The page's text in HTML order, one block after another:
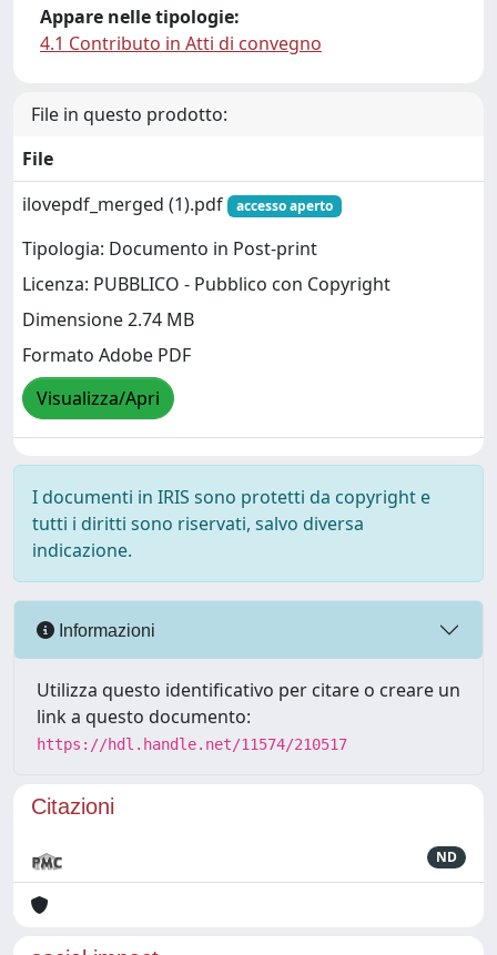
Appare nelle tipologie:
4.1 Contributo in Atti di convegno
File in questo prodotto:
File
ilovepdf_merged (1).pdf
accesso aperto
Tipologia: Documento in Post-print
Licenza: PUBBLICO - Pubblico con Copyright
Dimensione 2.74 MB
Formato Adobe PDF
Visualizza/Apri
I documenti in IRIS sono protetti da copyright e
tutti i diritti sono riservati, salvo diversa
indicazione.
Informazioni
Utilizza questo identificativo per citare o creare un
link a questo documento:
https://hdl.handle.net/11574/210517
Citazioni
ND